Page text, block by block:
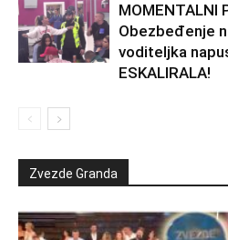
MOMENTALNI
Obezbeđenje
voditeljka
ESKALIRALA!
Zvezde Granda